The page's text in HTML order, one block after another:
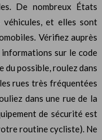
De nombreux États
véhicules, et elles sont
Vérifiez auprès
sur le code
du possible, roulez dans
rues très fréquentées
dans une rue de la
de sécurité est
routine cycliste). Ne